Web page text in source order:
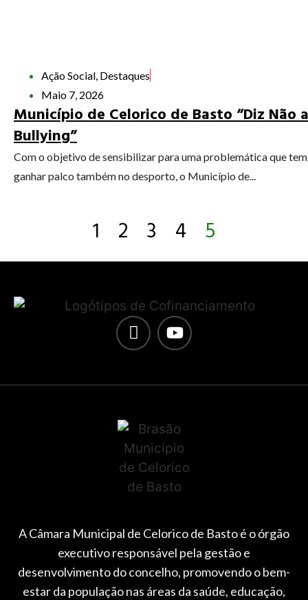
Ação Social, Destaques
Maio 7, 2026
Município de Celorico de Basto “Diz Não
Bullying”
Com o objetivo de sensibilizar para uma problemática que
ganhar palco também no desporto, o Município de...
1 2 3 4 5
A Câmara Municipal de Celorico de Basto é o órgão
executivo responsável pela gestão e
desenvolvimento do concelho, promovendo o bem-
estar da população nas áreas da saúde, educação,